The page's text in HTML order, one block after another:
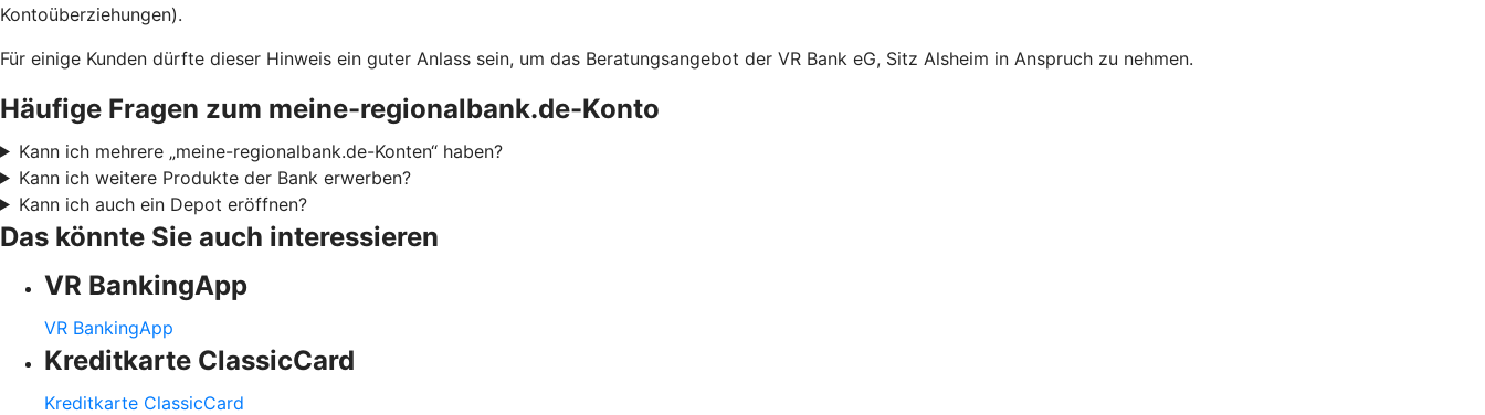
Kontoüberziehungen).
Für einige Kunden dürfte dieser Hinweis ein guter Anlass sein, um das Beratungsangebot der VR Bank eG, Sitz Alsheim in Anspruch zu nehmen.
Häufige Fragen zum meine-regionalbank.de-Konto
Kann ich mehrere „meine-regionalbank.de-Konten“ haben?
Kann ich weitere Produkte der Bank erwerben?
Kann ich auch ein Depot eröffnen?
Das könnte Sie auch interessieren
VR BankingApp
VR BankingApp
Kreditkarte ClassicCard
Kreditkarte ClassicCard